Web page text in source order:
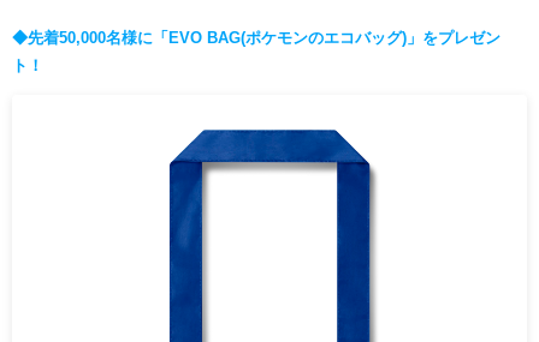
◆先着50,000名様に「EVO BAG(ポケモンのエコバッグ)」をプレゼン
ト！